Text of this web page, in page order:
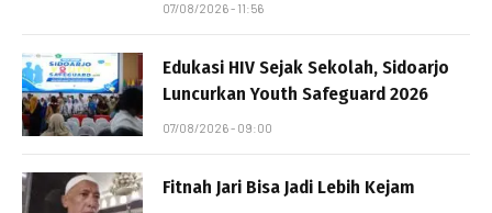
07/08/2026 - 11:56
Edukasi HIV Sejak Sekolah, Sidoarjo
Luncurkan Youth Safeguard 2026
07/08/2026 - 09:00
Fitnah Jari Bisa Jadi Lebih Kejam